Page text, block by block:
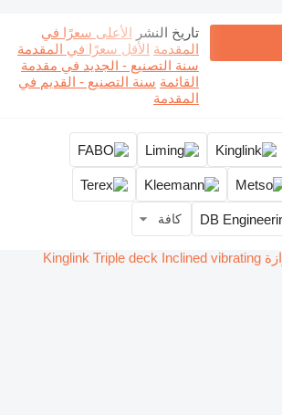
تاريخ النشر الأعلى سعرًا في
المقدمة الأقل سعرًا في المقدمة
سنة التصنيع - الجديد في مقدمة
القائمة سنة التصنيع - القديم في
المقدمة
كافة